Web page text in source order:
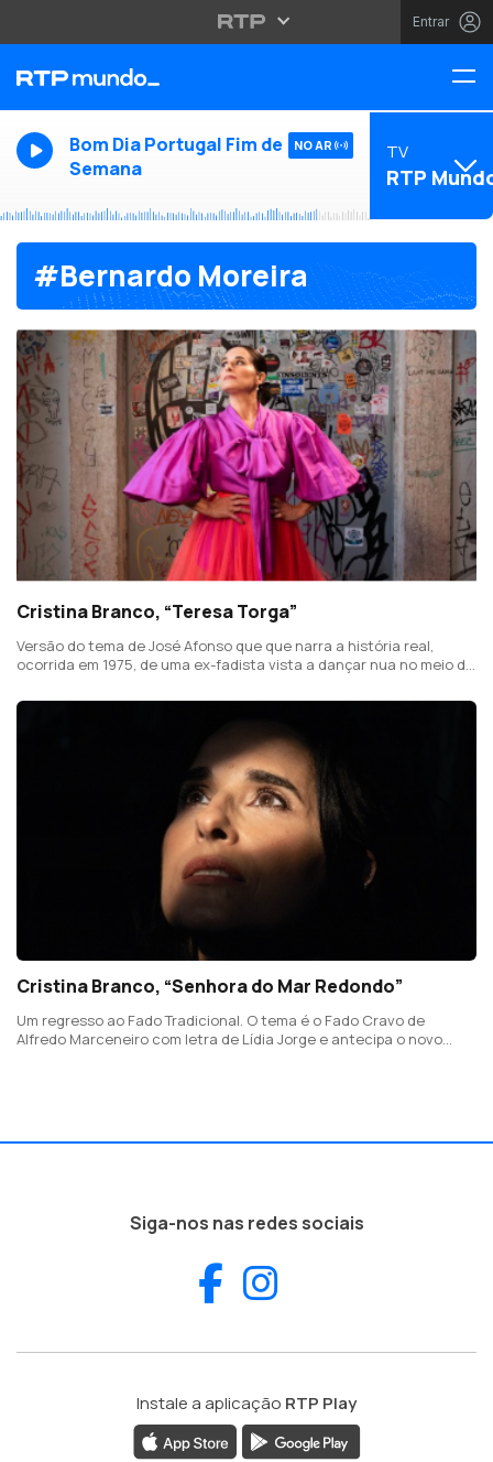
Entrar
Bom Dia Portugal Fim de
Semana
NO AR TV
RTP
#Bernardo Moreira
Cristina Branco, “Teresa Torga”
Versão do tema de José Afonso que que narra a história real,
ocorrida em 1975, de uma ex-fadista vista a dançar nua no meio de
Cristina Branco, “Senhora do Mar Redondo”
Um regresso ao Fado Tradicional. O tema é o Fado Cravo de
Alfredo Marceneiro com letra de Lídia Jorge e antecipa o novo
Siga-nos nas redes sociais
Facebook
Instale a aplicação RTP Play